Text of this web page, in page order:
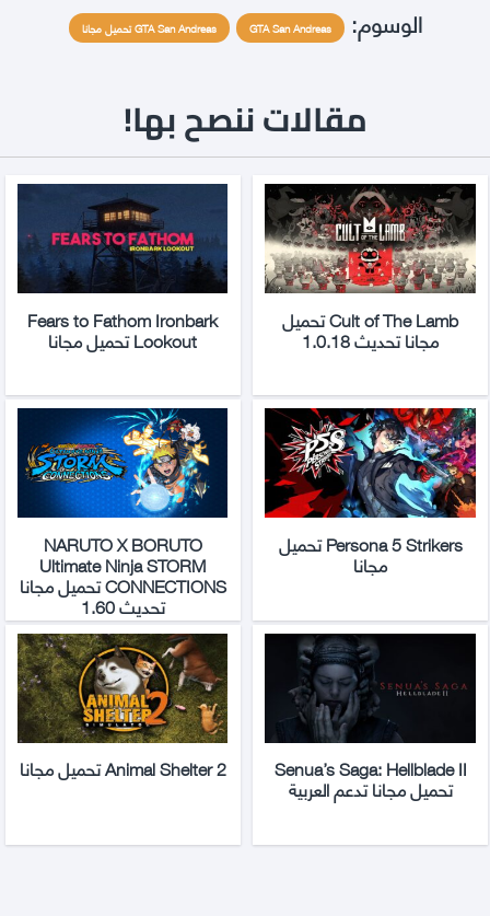
الوسوم: GTA San Andreas GTA San Andreas تحميل مجانا
مقالات ننصح بها!
Cult of The Lamb تحميل
مجانا تحديث 1.0.18
Fears to Fathom Ironbark
Lookout تحميل مجانا
Persona 5 Strikers تحميل
مجانا
NARUTO X BORUTO
Ultimate Ninja STORM
CONNECTIONS تحميل مجانا
تحديث 1.60
Senua’s Saga: Hellblade II
تحميل مجانا تدعم العربية
Animal Shelter 2 تحميل مجانا